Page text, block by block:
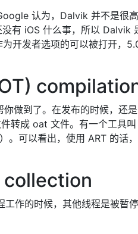
认为，Dalvik 并不是很
有 iOS 什么事，所以 Dalvik
开发者选项的可以被打开，
做到了。在发布的时候，还
转成 oat 文件。有一个工具叫
可以看出，使用 ART 的话
collection
作的时候，其他线程是被暂停